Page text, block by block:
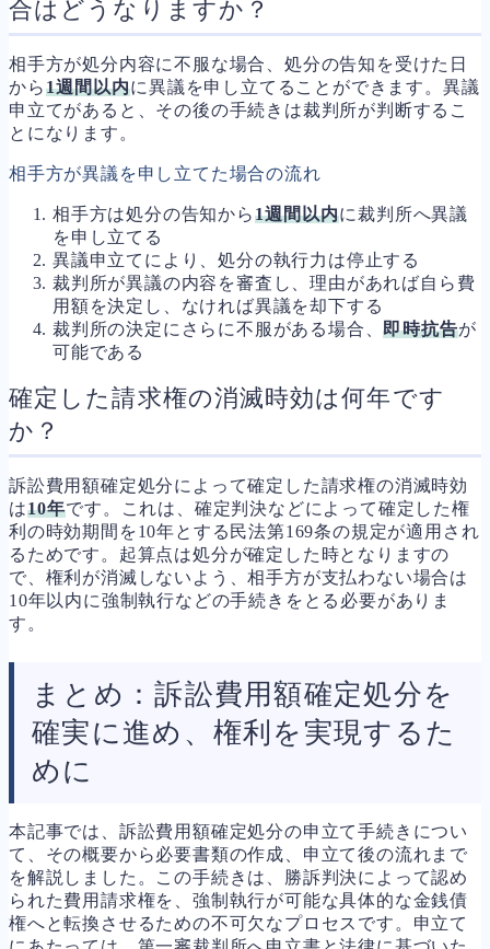
合はどうなりますか？
相手方が処分内容に不服な場合、処分の告知を受けた日
から1週間以内に異議を申し立てることができます。異議
申立てがあると、その後の手続きは裁判所が判断するこ
とになります。
相手方が異議を申し立てた場合の流れ
相手方は処分の告知から1週間以内に裁判所へ異議
を申し立てる
異議申立てにより、処分の執行力は停止する
裁判所が異議の内容を審査し、理由があれば自ら費
用額を決定し、なければ異議を却下する
裁判所の決定にさらに不服がある場合、即時抗告が
可能である
確定した請求権の消滅時効は何年です
か？
訴訟費用額確定処分によって確定した請求権の消滅時効
は10年です。これは、確定判決などによって確定した権
利の時効期間を10年とする民法第169条の規定が適用され
るためです。起算点は処分が確定した時となりますの
で、権利が消滅しないよう、相手方が支払わない場合は
10年以内に強制執行などの手続きをとる必要がありま
す。
まとめ：訴訟費用額確定処分を
確実に進め、権利を実現するた
めに
本記事では、訴訟費用額確定処分の申立て手続きについ
て、その概要から必要書類の作成、申立て後の流れまで
を解説しました。この手続きは、勝訴判決によって認め
られた費用請求権を、強制執行が可能な具体的な金銭債
権へと転換させるための不可欠なプロセスです。申立て